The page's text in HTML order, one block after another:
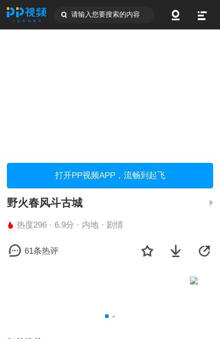
请输入您要搜索的内容
打开PP视频APP，流畅到起飞
野火春风斗古城
热度296 · 6.9分 · 内地 · 剧情
61条热评